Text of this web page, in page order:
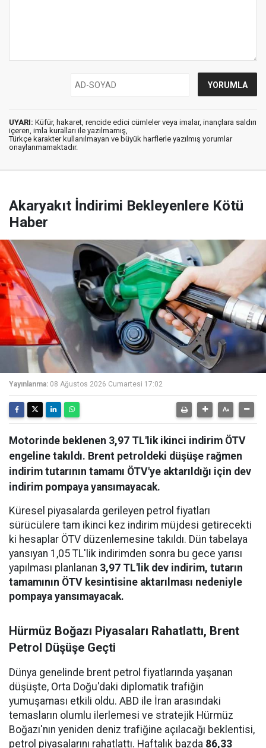
UYARI: Küfür, hakaret, rencide edici cümleler veya imalar, inançlara saldırı
içeren, imla kuralları ile yazılmamış,
Türkçe karakter kullanılmayan ve büyük harflerle yazılmış yorumlar
onaylanmamaktadır.
Akaryakıt İndirimi Bekleyenlere Kötü
Haber
Yayınlanma: 08 Ağustos 2026 Cumartesi 17:02
Motorinde beklenen 3,97 TL'lik ikinci indirim ÖTV
engeline takıldı. Brent petroldeki düşüşe rağmen
indirim tutarının tamamı ÖTV'ye aktarıldığı için dev
indirim pompaya yansımayacak.
Küresel piyasalarda gerileyen petrol fiyatları
sürücülere tam ikinci kez indirim müjdesi getirecekti
ki hesaplar ÖTV düzenlemesine takıldı. Dün tabelaya
yansıyan 1,05 TL'lik indirimden sonra bu gece yarısı
yapılması planlanan 3,97 TL'lik dev indirim, tutarın
tamamının ÖTV kesintisine aktarılması nedeniyle
pompaya yansımayacak.
Hürmüz Boğazı Piyasaları Rahatlattı, Brent
Petrol Düşüşe Geçti
Dünya genelinde brent petrol fiyatlarında yaşanan
düşüşte, Orta Doğu'daki diplomatik trafiğin
yumuşaması etkili oldu. ABD ile İran arasındaki
temasların olumlu ilerlemesi ve stratejik Hürmüz
Boğazı'nın yeniden deniz trafiğine açılacağı beklentisi,
petrol piyasalarını rahatlattı. Haftalık bazda 86,33